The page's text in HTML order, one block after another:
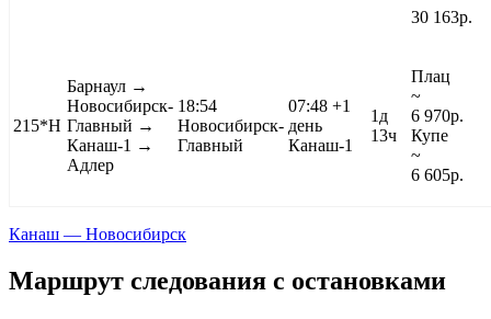
30 163р.
215*Н
Барнаул →
Новосибирск-
Главный →
Канаш-1 →
Адлер
18:54
Новосибирск-
Главный
07:48 +1
день
Канаш-1
1д
13ч
Плац
~
6 970р.
Купе
~
6 605р.
Канаш — Новосибирск
Маршрут следования с остановками